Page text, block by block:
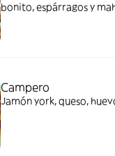
bonito, espárragos y
Campero
Jamón york, queso,